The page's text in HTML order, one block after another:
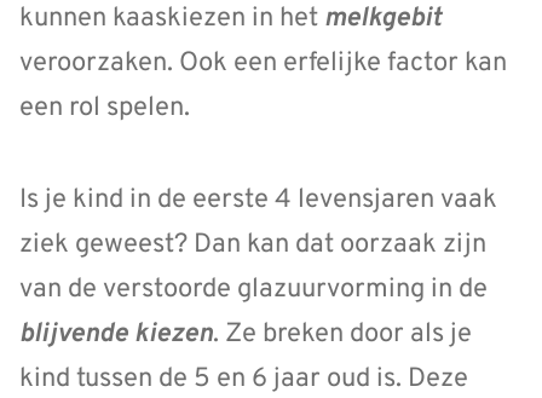
kunnen kaaskiezen in het melkgebit
veroorzaken. Ook een erfelijke factor kan
een rol spelen.
Is je kind in de eerste 4 levensjaren vaak
ziek geweest? Dan kan dat oorzaak zijn
van de verstoorde glazuurvorming in de
blijvende kiezen. Ze breken door als je
kind tussen de 5 en 6 jaar oud is. Deze